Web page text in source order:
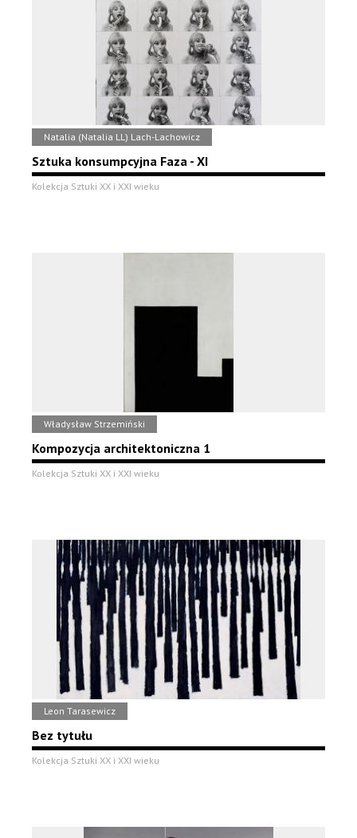
Natalia (Natalia LL) Lach-Lachowicz
Sztuka konsumpcyjna Faza - XI
Kolekcja Sztuki XX i XXI wieku
Władysław Strzemiński
Kompozycja architektoniczna 1
Kolekcja Sztuki XX i XXI wieku
Leon Tarasewicz
Bez tytułu
Kolekcja Sztuki XX i XXI wieku